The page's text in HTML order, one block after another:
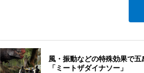
風・振動などの特殊効果で五
「ミートザダイナソー」